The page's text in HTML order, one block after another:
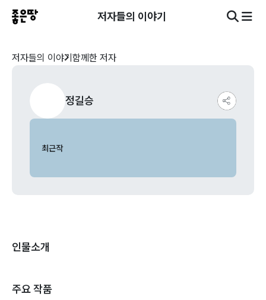
저자들의 이야기
저자들의 이야기 함께한 저자
정길승
최근작
인물소개
주요 작품